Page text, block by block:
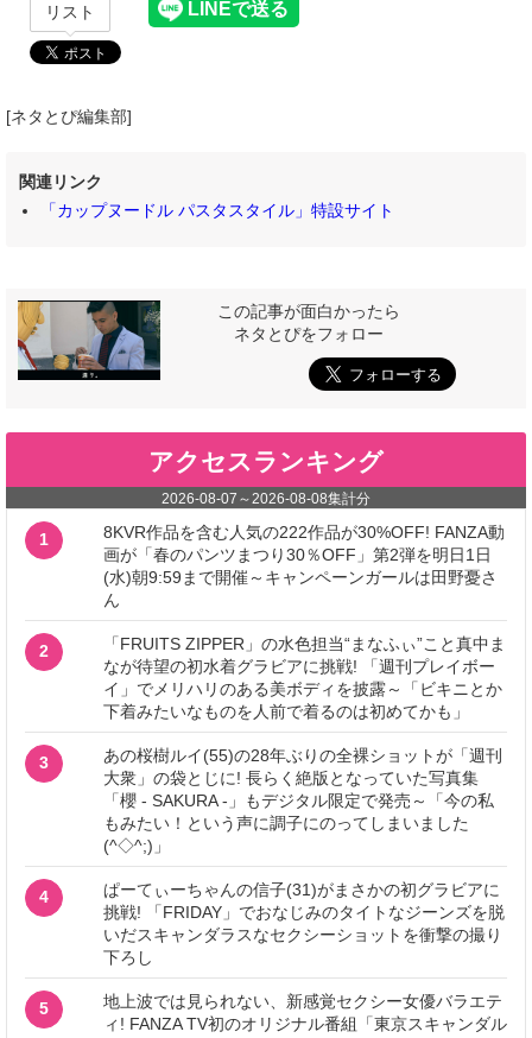
リスト
[ネタとぴ編集部]
関連リンク
「カップヌードル パスタスタイル」特設サイト
この記事が面白かったら
ネタとぴをフォロー
アクセスランキング
2026-08-07 ～ 2026-08-08集計分
1
8KVR作品を含む人気の222作品が30%OFF! FANZA動
画が「春のパンツまつり30％OFF」第2弾を明日1日
(水)朝9:59まで開催～キャンペーンガールは田野憂さ
ん
2
「FRUITS ZIPPER」の水色担当“まなふぃ”こと真中ま
なが待望の初水着グラビアに挑戦! 「週刊プレイボー
イ」でメリハリのある美ボディを披露～「ビキニとか
下着みたいなものを人前で着るのは初めてかも」
3
あの桜樹ルイ(55)の28年ぶりの全裸ショットが「週刊
大衆」の袋とじに! 長らく絶版となっていた写真集
「櫻 - SAKURA -」もデジタル限定で発売～「今の私
もみたい！という声に調子にのってしまいました
(^◇^;)」
4
ぱーてぃーちゃんの信子(31)がまさかの初グラビアに
挑戦! 「FRIDAY」でおなじみのタイトなジーンズを脱
いだスキャンダラスなセクシーショットを衝撃の撮り
下ろし
5
地上波では見られない、新感覚セクシー女優バラエテ
ィ! FANZA TV初のオリジナル番組「東京スキャンダル